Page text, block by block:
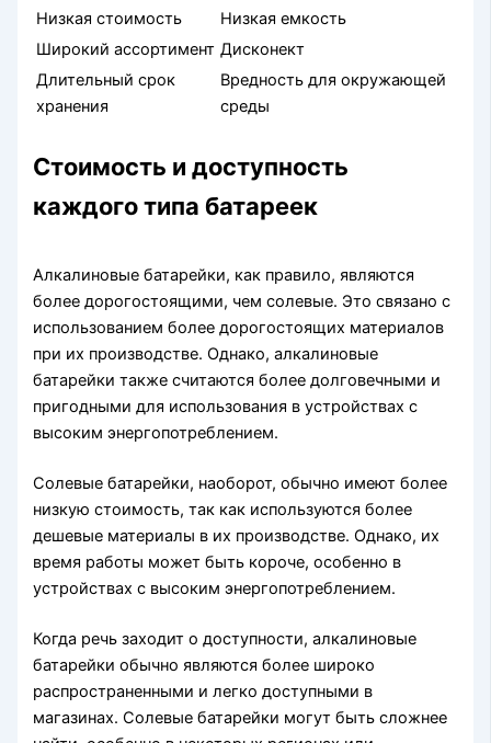
Низкая стоимость
Низкая емкость
Широкий ассортимент Дисконект
Длительный срок
хранения
Вредность для окружающей
среды
Стоимость и доступность
каждого типа батареек
Алкалиновые батарейки, как правило, являются
более дорогостоящими, чем солевые. Это связано с
использованием более дорогостоящих материалов
при их производстве. Однако, алкалиновые
батарейки также считаются более долговечными и
пригодными для использования в устройствах с
высоким энергопотреблением.
Солевые батарейки, наоборот, обычно имеют более
низкую стоимость, так как используются более
дешевые материалы в их производстве. Однако, их
время работы может быть короче, особенно в
устройствах с высоким энергопотреблением.
Когда речь заходит о доступности, алкалиновые
батарейки обычно являются более широко
распространенными и легко доступными в
магазинах. Солевые батарейки могут быть сложнее